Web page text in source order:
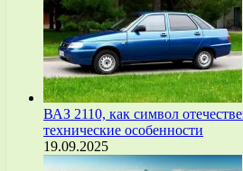
ВАЗ 2110, как символ
технические особенности
19.09.2025